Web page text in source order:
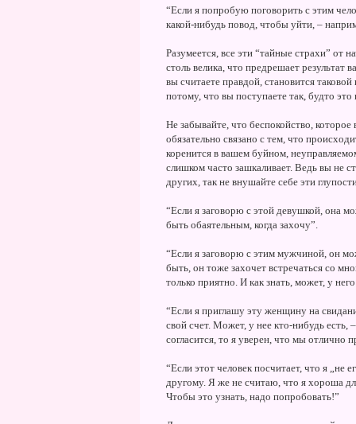
“Если я попробую поговорить с этим
какой-нибудь повод, чтобы уйти, –
Разумеется, все эти “тайные страхи” от
столь велика, что предрешает
вы считаете правдой, становится
потому, что вы поступаете так, будто это
Не забывайте, что беспокойство,
обязательно связано с тем, что
коренится в вашем буйном,
слишком часто зашкаливает. Ведь вы не
других, так не внушайте себе эти
“Если я заговорю с этой девушкой, она
быть обаятельным, когда захочу”.
“Если я заговорю с этим мужчиной, он
быть, он тоже захочет встречаться со
только приятно. И как знать, может, у
“Если я приглашу эту женщину на
свой счет. Может, у нее кто-нибудь есть,
согласится, то я уверен, что мы отлично
“Если этот человек посчитает, что я „не
другому. Я же не считаю, что я хороша
Чтобы это узнать, надо попробовать!”